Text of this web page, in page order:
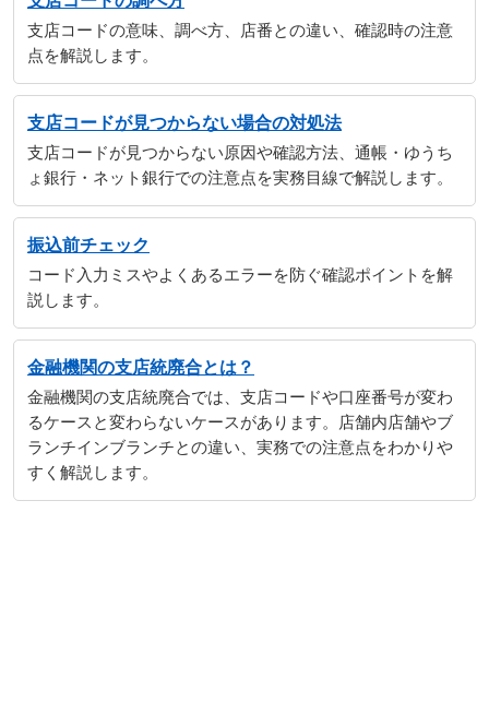
支店コードの意味、調べ方、店番との違い、確認時の注意
点を解説します。
支店コードが見つからない場合の対処法
支店コードが見つからない原因や確認方法、通帳・ゆうち
ょ銀行・ネット銀行での注意点を実務目線で解説します。
振込前チェック
コード入力ミスやよくあるエラーを防ぐ確認ポイントを解
説します。
金融機関の支店統廃合とは？
金融機関の支店統廃合では、支店コードや口座番号が変わ
るケースと変わらないケースがあります。店舗内店舗やブ
ランチインブランチとの違い、実務での注意点をわかりや
すく解説します。